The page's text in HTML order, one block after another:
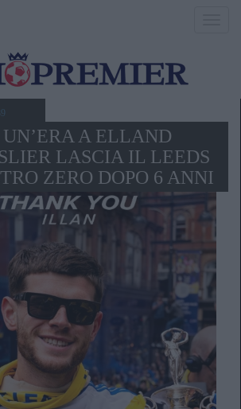
A ELLAND
LASCIA IL LEEDS
ZERO DOPO 6 ANNI